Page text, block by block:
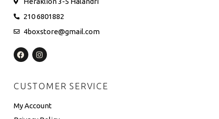
210 6801882
4boxstore@gmail.com
CUSTOMER SERVICE
My Account